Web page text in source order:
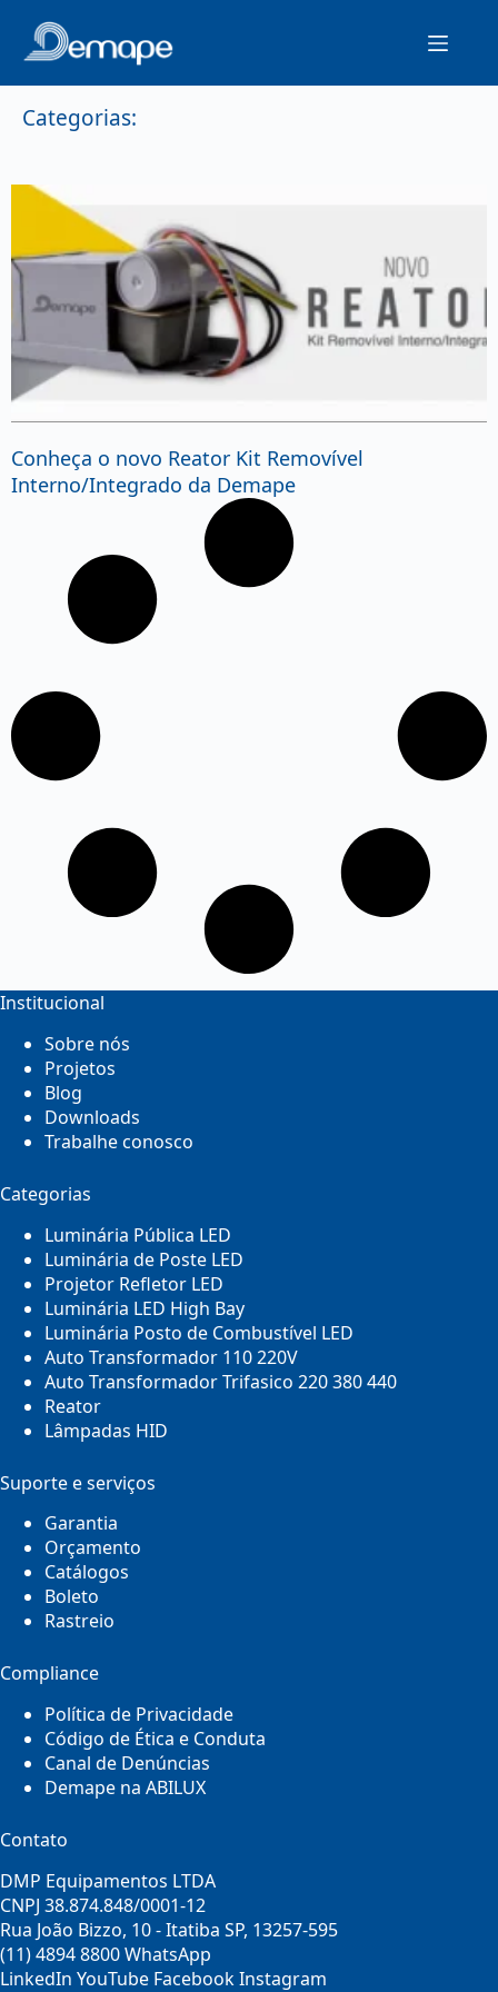
Categorias:
Conheça o novo Reator Kit Removível
Interno/Integrado da Demape
Institucional
Sobre nós
Projetos
Blog
Downloads
Trabalhe conosco
Categorias
Luminária Pública LED
Luminária de Poste LED
Projetor Refletor LED
Luminária LED High Bay
Luminária Posto de Combustível LED
Auto Transformador 110 220V
Auto Transformador Trifasico 220 380 440
Reator
Lâmpadas HID
Suporte e serviços
Garantia
Orçamento
Catálogos
Boleto
Rastreio
Compliance
Política de Privacidade
Código de Ética e Conduta
Canal de Denúncias
Demape na ABILUX
Contato
DMP Equipamentos LTDA
CNPJ 38.874.848/0001-12
Rua João Bizzo, 10 - Itatiba SP, 13257-595
(11) 4894 8800WhatsApp
LinkedIn YouTube FacebookInstagram